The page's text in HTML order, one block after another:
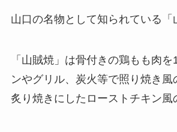
山口の名物として知られている「
「山賊焼」は骨付きの鶏もも肉
ンやグリル、炭火等で照り焼き風
炙り焼きにしたローストチキン風